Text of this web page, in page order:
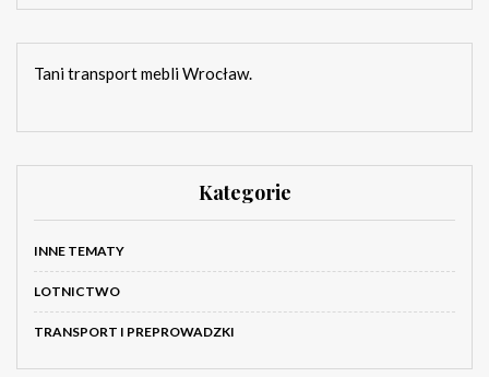
Tani transport mebli Wrocław.
Kategorie
INNE TEMATY
LOTNICTWO
TRANSPORT I PREPROWADZKI